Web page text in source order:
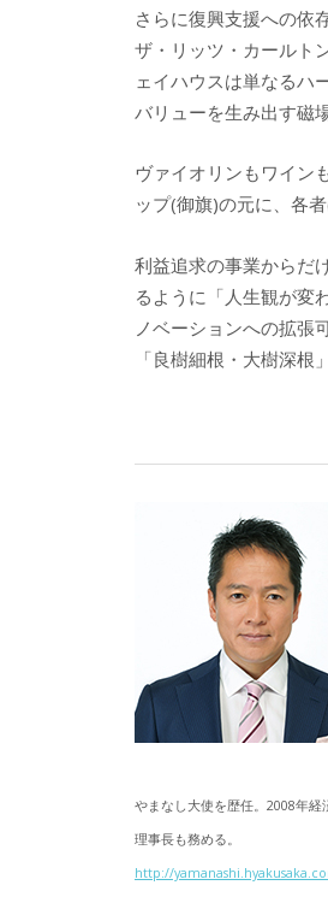
さらに復興支援への依
ザ・リッツ・カールト
ェイハウスは単なるハ
バリューを生み出す磁
ヴァイオリンもワイン
ップ(御旗)の元に、各
利益追求の事業からだ
るように「人生観が変
ノベーションへの拡張
「良樹細根・大樹深
やまなし大使を歴任。2008年
理事長も務める。
http://